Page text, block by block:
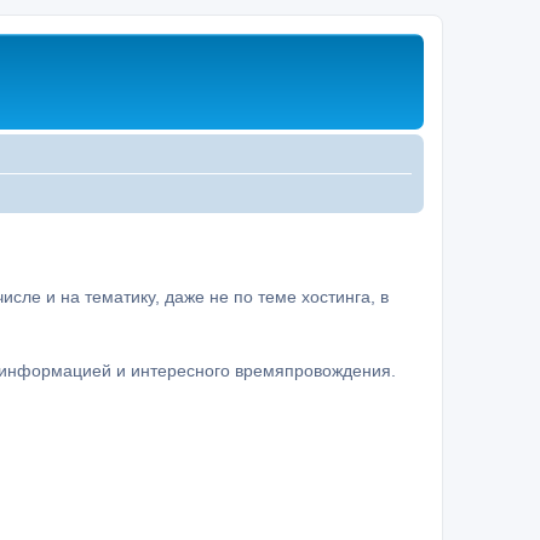
и на тематику, даже не по теме хостинга, в
и интересного времяпровождения.